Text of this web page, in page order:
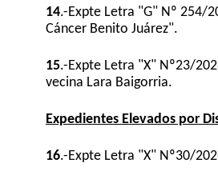
14.-Expte Letra "G" Nº 254/
Cáncer Benito Juárez".
15.-Expte Letra "X" Nº23/
vecina Lara Baigorria.
Expedientes Elevados por
16.-Expte Letra "X" Nº30/